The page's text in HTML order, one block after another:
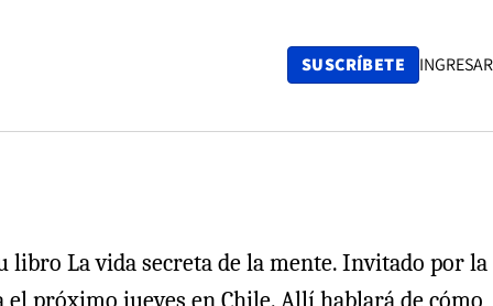
SUSCRÍBETE INGRESAR
libro La vida secreta de la mente. Invitado por la